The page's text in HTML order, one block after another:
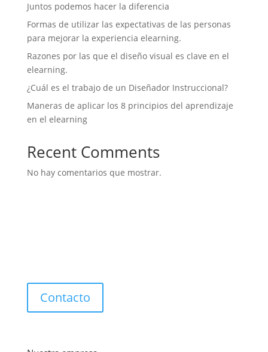
Juntos podemos hacer la diferencia
Formas de utilizar las expectativas de las personas
para mejorar la experiencia elearning.
Razones por las que el diseño visual es clave en el
elearning.
¿Cuál es el trabajo de un Diseñador Instruccional?
Maneras de aplicar los 8 principios del aprendizaje
en el elearning
Recent Comments
No hay comentarios que mostrar.
Contacto